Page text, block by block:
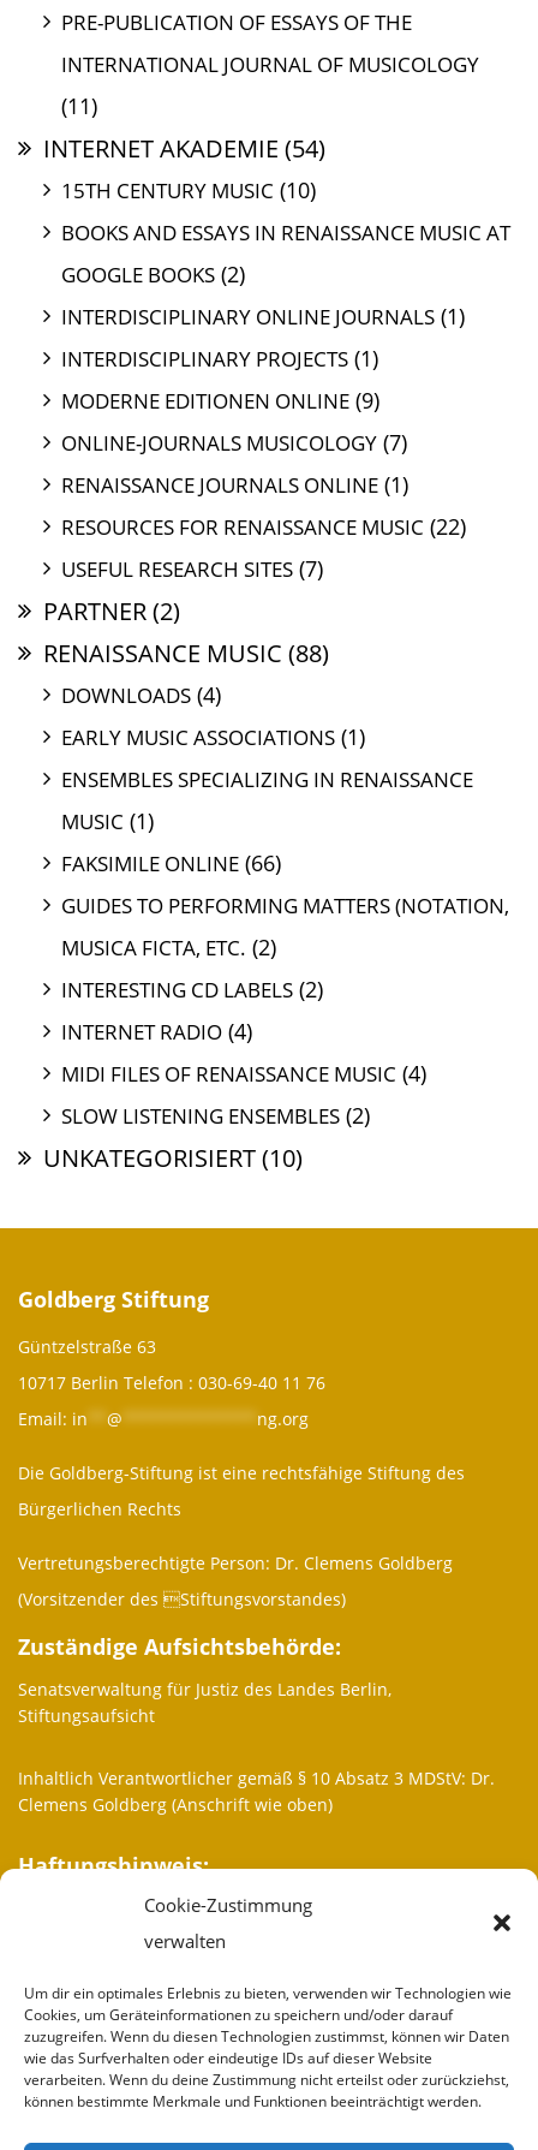
Cookie-Zustimmung
verwalten
Um dir ein optimales Erlebnis zu bieten, verwenden wir Technologien wie
Cookies, um Geräteinformationen zu speichern und/oder darauf
zuzugreifen. Wenn du diesen Technologien zustimmst, können wir Daten
wie das Surfverhalten oder eindeutige IDs auf dieser Website
verarbeiten. Wenn du deine Zustimmung nicht erteilst oder zurückziehst,
können bestimmte Merkmale und Funktionen beeinträchtigt werden.
PRE-PUBLICATION OF ESSAYS OF THE
INTERNATIONAL JOURNAL OF MUSICOLOGY
(11)
INTERNET AKADEMIE (54)
15TH CENTURY MUSIC (10)
BOOKS AND ESSAYS IN RENAISSANCE MUSIC AT
GOOGLE BOOKS (2)
INTERDISCIPLINARY ONLINE JOURNALS (1)
INTERDISCIPLINARY PROJECTS (1)
MODERNE EDITIONEN ONLINE (9)
ONLINE-JOURNALS MUSICOLOGY (7)
RENAISSANCE JOURNALS ONLINE (1)
RESOURCES FOR RENAISSANCE MUSIC (22)
USEFUL RESEARCH SITES (7)
PARTNER(2)
RENAISSANCE MUSIC (88)
DOWNLOADS (4)
EARLY MUSIC ASSOCIATIONS (1)
ENSEMBLES SPECIALIZING IN RENAISSANCE
MUSIC (1)
FAKSIMILE ONLINE (66)
GUIDES TO PERFORMING MATTERS (NOTATION,
MUSICA FICTA, ETC. (2)
INTERESTING CD LABELS (2)
INTERNET RADIO (4)
MIDI FILES OF RENAISSANCE MUSIC (4)
SLOW LISTENING ENSEMBLES (2)
UNKATEGORISIERT(10)
Goldberg Stiftung
Güntzelstraße 63
10717 Berlin Telefon : 030-69-40 11 76
Email: in @ ************** ng.org
Die Goldberg-Stiftung ist eine rechtsfähige Stiftung des
Bürgerlichen Rechts
Vertretungsberechtigte Person: Dr. Clemens Goldberg
(Vorsitzender des Stiftungsvorstandes)
Zuständige Aufsichtsbehörde:
Senatsverwaltung für Justiz des Landes Berlin,
Stiftungsaufsicht
Inhaltlich Verantwortlicher gemäß § 10 Absatz 3 MDStV: Dr.
Clemens Goldberg (Anschrift wie oben)
Haftungshinweis:
Trotz sorgfältiger inhaltlicher Kontrolle übernehmen wir keine
Haftung für die Inhalte externer Links. Für den Inhalt der
verantwortlich.
Weitere Informationen
Wir sind